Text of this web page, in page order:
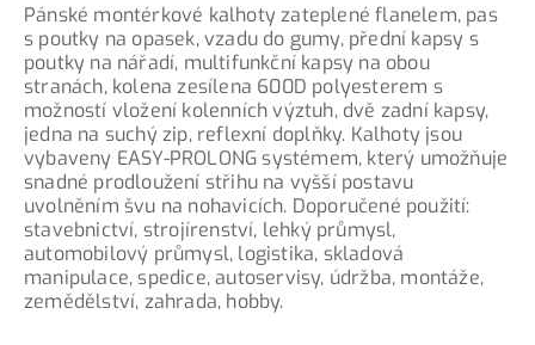
Pánské montérkové kalhoty zateplené flanelem, pas
s poutky na opasek, vzadu do gumy, přední kapsy s
poutky na nářadí, multifunkční kapsy na obou
stranách, kolena zesílena 600D polyesterem s
možností vložení kolenních výztuh, dvě zadní kapsy,
jedna na suchý zip, reflexní doplňky. Kalhoty jsou
vybaveny EASY-PROLONG systémem, který umožňuje
snadné prodloužení střihu na vyšší postavu
uvolněním švu na nohavicích. Doporučené použití:
stavebnictví, strojírenství, lehký průmysl,
automobilový průmysl, logistika, skladová
manipulace, spedice, autoservisy, údržba, montáže,
zemědělství, zahrada, hobby.